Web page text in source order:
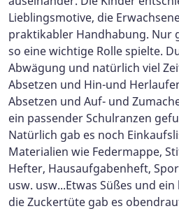
Lieblingsmotive, die
praktikabler Handhabung. Nur
so eine wichtige Rolle spielte.
Abwägung und natürlich viel
Absetzen und Hin-und
Absetzen und Auf- und
ein passender Schulranzen
Natürlich gab es noch
Materialien wie Federmappe,
Hefter, Hausaufgabenheft,
usw. usw...Etwas Süßes und
die Zuckertüte gab es